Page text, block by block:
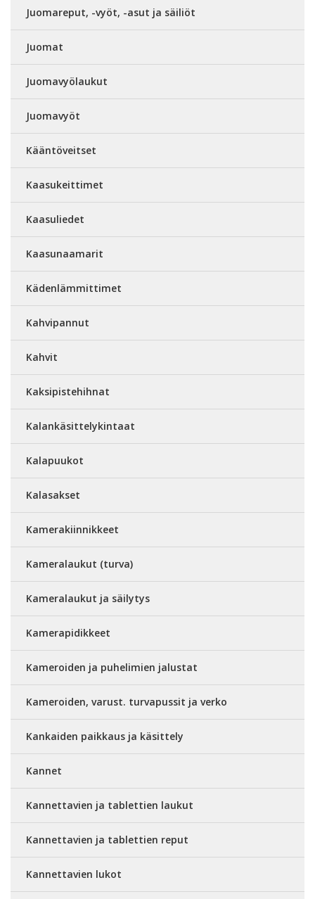
Juomareput, -vyöt, -asut ja säiliöt
Juomat
Juomavyölaukut
Juomavyöt
Kääntöveitset
Kaasukeittimet
Kaasuliedet
Kaasunaamarit
Kädenlämmittimet
Kahvipannut
Kahvit
Kaksipistehihnat
Kalankäsittelykintaat
Kalapuukot
Kalasakset
Kamerakiinnikkeet
Kameralaukut (turva)
Kameralaukut ja säilytys
Kamerapidikkeet
Kameroiden ja puhelimien jalustat
Kameroiden, varust. turvapussit ja verko
Kankaiden paikkaus ja käsittely
Kannet
Kannettavien ja tablettien laukut
Kannettavien ja tablettien reput
Kannettavien lukot